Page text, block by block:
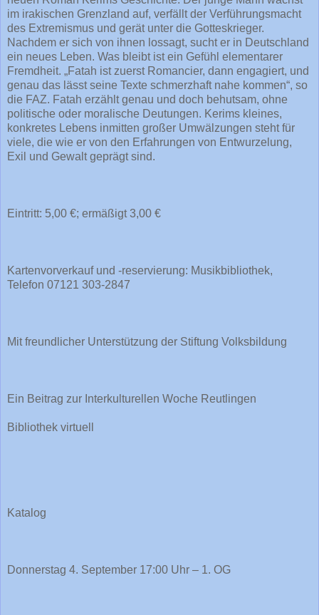
im irakischen Grenzland auf, verfällt der Verführungsmacht
des Extremismus und gerät unter die Gotteskrieger.
Nachdem er sich von ihnen lossagt, sucht er in Deutschland
ein neues Leben. Was bleibt ist ein Gefühl elementarer
Fremdheit. „Fatah ist zuerst Romancier, dann engagiert, und
genau das lässt seine Texte schmerzhaft nahe kommen“, so
die FAZ. Fatah erzählt genau und doch behutsam, ohne
politische oder moralische Deutungen. Kerims kleines,
konkretes Lebens inmitten großer Umwälzungen steht für
viele, die wie er von den Erfahrungen von Entwurzelung,
Exil und Gewalt geprägt sind.
Eintritt: 5,00 €; ermäßigt 3,00 €
Kartenvorverkauf und -reservierung: Musikbibliothek,
Telefon 07121 303-2847
Mit freundlicher Unterstützung der Stiftung Volksbildung
Ein Beitrag zur Interkulturellen Woche Reutlingen
Bibliothek virtuell
Katalog
Donnerstag 4. September 17:00 Uhr – 1. OG